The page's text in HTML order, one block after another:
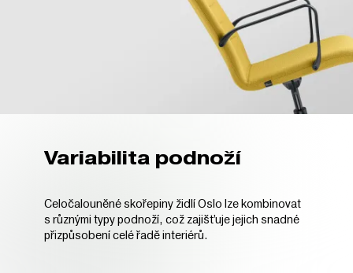
Variabilita podnoží
Celočalouněné skořepiny židlí Oslo lze kombinovat
s různými typy podnoží, což zajišťuje jejich snadné
přizpůsobení celé řadě interiérů.